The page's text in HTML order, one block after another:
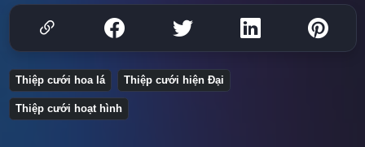
Thiệp cưới hoa lá Thiệp cưới hiện Đại
Thiệp cưới hoạt hình